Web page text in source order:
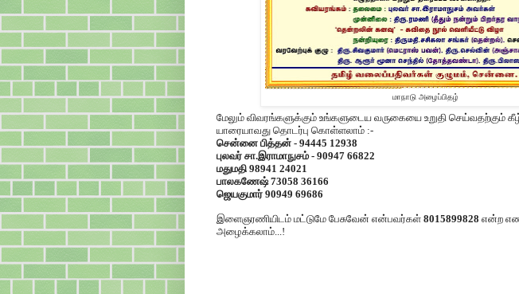
மாநாடு அழைப்பிதழ்
மேலும் விவரங்களுக்கும் உங்களுடைய வருகையை உறுதி செய்வதற்கும்
யாரையாவது தொடர்பு கொள்ளலாம் :-
சென்னை பித்தன் - 94445 12938
புலவர் சா.இராமாநுசம் - 90947 66822
மதுமதி 98941 24021
பாலகணேஷ் 73058 36166
ஜெயகுமார் 90949 69686
இளைஞரணியிடம் மட்டுமே பேசுவேன் என்பவர்கள் 8015899828 என்ற
அழைக்கலாம்...!